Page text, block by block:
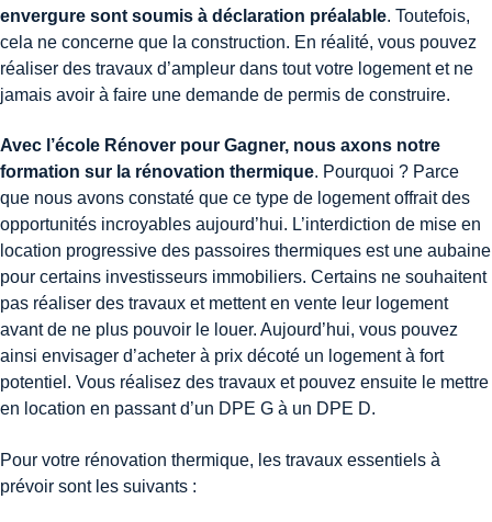
envergure sont soumis à déclaration préalable. Toutefois,
cela ne concerne que la construction. En réalité, vous pouvez
réaliser des travaux d’ampleur dans tout votre logement et ne
jamais avoir à faire une demande de permis de construire.
Avec l’école Rénover pour Gagner, nous axons notre
formation sur la rénovation thermique. Pourquoi ? Parce
que nous avons constaté que ce type de logement offrait des
opportunités incroyables aujourd’hui. L’interdiction de mise en
location progressive des passoires thermiques est une aubaine
pour certains investisseurs immobiliers. Certains ne souhaitent
pas réaliser des travaux et mettent en vente leur logement
avant de ne plus pouvoir le louer. Aujourd’hui, vous pouvez
ainsi envisager d’acheter à prix décoté un logement à fort
potentiel. Vous réalisez des travaux et pouvez ensuite le mettre
en location en passant d’un DPE G à un DPE D.
Pour votre rénovation thermique, les travaux essentiels à
prévoir sont les suivants :